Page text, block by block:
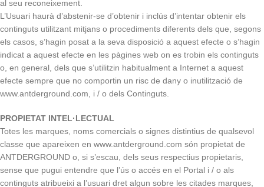
al seu reconeixement.
L’Usuari haurà d’abstenir-se d’obtenir i inclús d’intentar obtenir els
continguts utilitzant mitjans o procediments diferents dels que, segons
els casos, s’hagin posat a la seva disposició a aquest efecte o s’hagin
indicat a aquest efecte en les pàgines web on es trobin els continguts
o, en general, dels que s’utilitzin habitualment a Internet a aquest
efecte sempre que no comportin un risc de dany o inutilització de
www.antderground.com, i / o dels Continguts.
PROPIETAT INTEL·LECTUAL
Totes les marques, noms comercials o signes distintius de qualsevol
classe que apareixen en www.antderground.com són propietat de
ANTDERGROUND o, si s’escau, dels seus respectius propietaris,
sense que pugui entendre que l’ús o accés en el Portal i / o als
continguts atribueixi a l’usuari dret algun sobre les citades marques,